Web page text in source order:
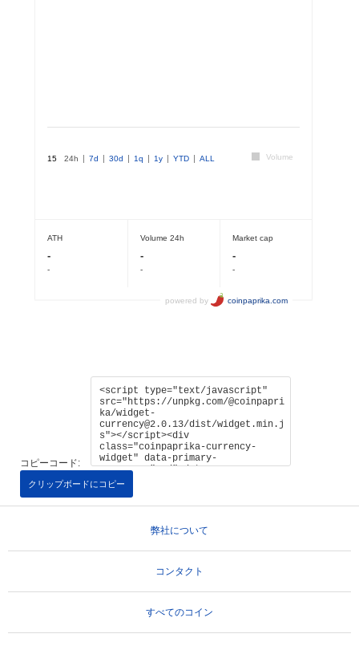
コピーコード:
クリップボードにコピー
弊社について
コンタクト
すべてのコイン